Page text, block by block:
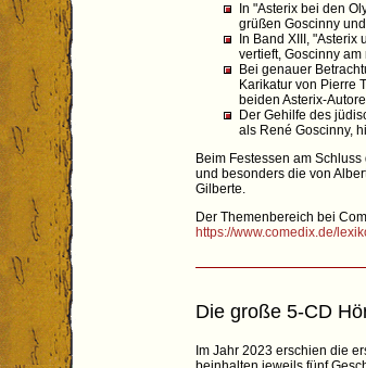
In "Asterix bei den
grüßen Goscinny
In Band XIII,
vertieft, Goscinny
Bei genauer
Karikatur von Pierre
beiden Asterix-
Der Gehilfe des
als René Goscinny,
Beim Festessen am
und besonders die von
Gilberte.
Der Themenbereich bei
https://www.comedix.de/
Die große 5-CD
Im Jahr 2023 erschien die